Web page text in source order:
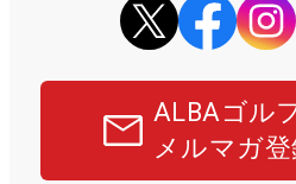
ALBAゴル
メルマガ